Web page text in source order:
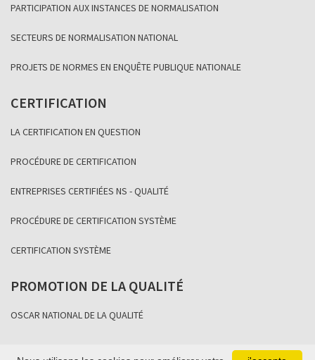
PARTICIPATION AUX INSTANCES DE NORMALISATION
SECTEURS DE NORMALISATION NATIONAL
PROJETS DE NORMES EN ENQUÊTE PUBLIQUE NATIONALE
CERTIFICATION
LA CERTIFICATION EN QUESTION
PROCÉDURE DE CERTIFICATION
ENTREPRISES CERTIFIÉES NS - QUALITÉ
PROCÉDURE DE CERTIFICATION SYSTÈME
CERTIFICATION SYSTÈME
PROMOTION DE LA QUALITÉ
OSCAR NATIONAL DE LA QUALITÉ